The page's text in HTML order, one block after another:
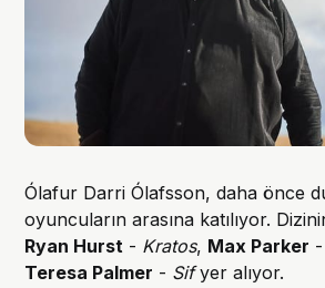
Ólafur Darri Ólafsson, daha önce
oyuncuların arasına katılıyor.
Ryan Hurst - Kratos, Max Parker -
Teresa Palmer - Sifyer alıyor.